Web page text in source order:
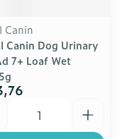
Canin
Canin Dog Urinary
7+ Loaf Wet